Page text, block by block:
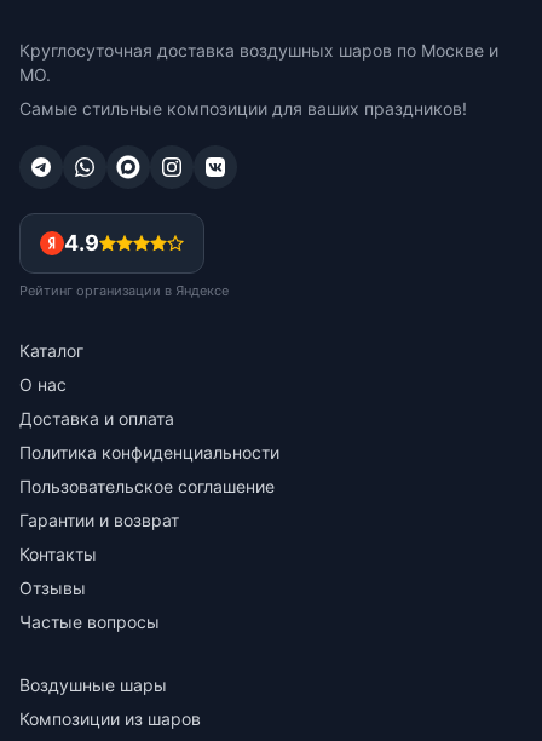
Круглосуточная доставка воздушных шаров по Москве и
МО.
Самые стильные композиции для ваших праздников!
4.9
Рейтинг организации в Яндексе
Каталог
О нас
Доставка и оплата
Политика конфиденциальности
Пользовательское соглашение
Гарантии и возврат
Контакты
Отзывы
Частые вопросы
Воздушные шары
Композиции из шаров